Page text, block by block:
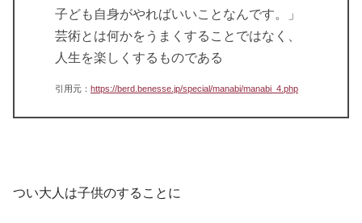
子ども自身がやればいいことなんです。」
芸術とは何かをうまくすることではなく、
人生を楽しくするものである
引用元： https://berd.benesse.jp/special/manabi/manabi_4.php
つい大人は子供のすることに